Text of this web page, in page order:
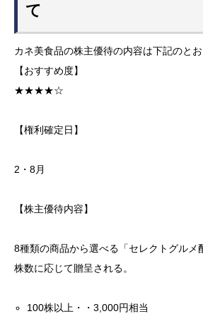
て
カネ美食品の株主優待の内容は下記のとお
【おすすめ度】
★★★★☆
【権利確定日】
2・8月
【株主優待内容】
8種類の商品から選べる「セレクトグルメ
株数に応じて贈呈される。
100株以上・・3,000円相当